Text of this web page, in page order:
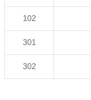
102
301
302